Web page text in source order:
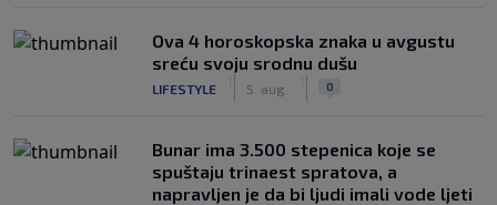
Ova 4 horoskopska znaka u avgustu
sreću svoju srodnu dušu
LIFESTYLE 5. aug. 0
Bunar imа 3.500 stepenica koje se
spuštaju trinaest spratova, a
napravljen je da bi ljudi imali vode ljeti